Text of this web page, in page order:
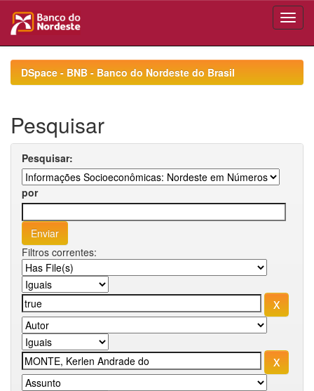
navigationDSpace - BNB - Banco do Nordeste do Brasil
Pesquisar
Pesquisar:
por
Filtros correntes: